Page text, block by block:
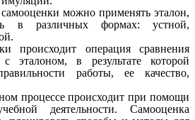
можно применять эталон,
в различных формах: устной,
происходит операция сравнения
эталоном, в результате которой
работы, ее качество,
процессе происходит при помощи
деятельности. Самооценка